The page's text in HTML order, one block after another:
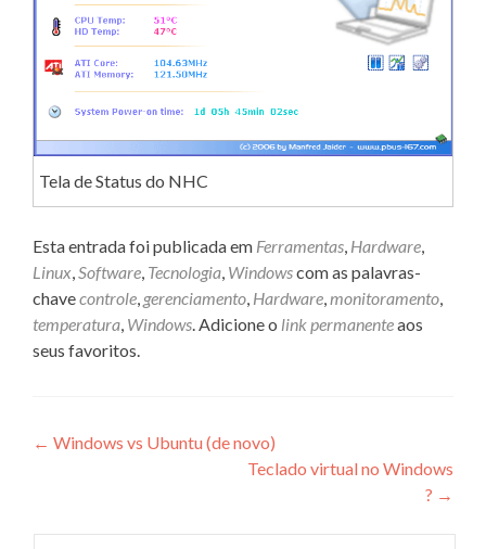
Tela de Status do NHC
Esta entrada foi publicada em Ferramentas, Hardware,
Linux,Software, Tecnologia, Windowscom as palavras-
chavecontrole, gerenciamento, Hardware,monitoramento,
temperatura, Windows. Adicione o link permanenteaos
seus favoritos.
Navegação
Post
← Windows vs Ubuntu (de novo)
Teclado virtual no Windows
? →